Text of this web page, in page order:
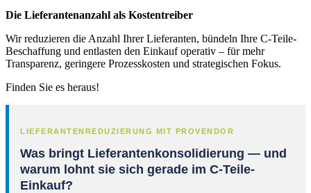
Die Lieferantenanzahl als Kostentreiber
Wir reduzieren die Anzahl Ihrer Lieferanten, bündeln Ihre C-Teile-
Beschaffung und entlasten den Einkauf operativ – für mehr
Transparenz, geringere Prozesskosten und strategischen Fokus.
Finden Sie es heraus!
LIEFERANTENREDUZIERUNG MIT PROVENDOR
Was bringt Lieferantenkonsolidierung — und
warum lohnt sie sich gerade im C-Teile-
Einkauf?